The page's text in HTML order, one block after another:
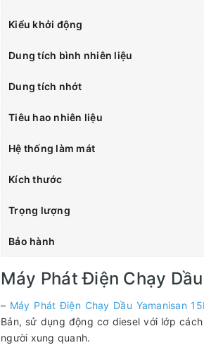
Kiểu khởi động
Dung tích bình nhiên liệu
Dung tích nhớt
Tiêu hao nhiên liệu
Hệ thống làm mát
Kích thước
Trọng lượng
Bảo hành
Máy Phát Điện Chạy
– Máy Phát Điện Chạy Dầu Yamanisan
Bản, sử dụng động cơ diesel với lớp
người xung quanh.